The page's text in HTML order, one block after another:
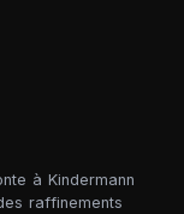
à Kindermann
raffinements